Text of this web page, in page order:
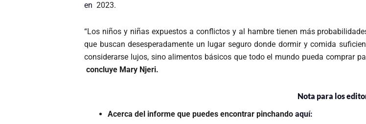
en 2023.
“Los niños y niñas expuestos a conflictos y al hambre tienen más
que buscan desesperadamente un lugar seguro donde dormir y comida
considerarse lujos, sino alimentos básicos que todo el mundo pueda comprar
concluye Mary Njeri.
Nota para los
Acerca del informe que puedes encontrar pinchando aquí: